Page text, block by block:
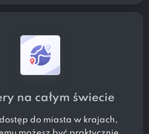
na całym świecie
do miasta w krajach,